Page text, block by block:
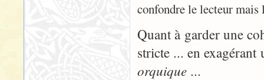
confondre le lecteur
Quant à garder une
stricte ... en
orquique ...